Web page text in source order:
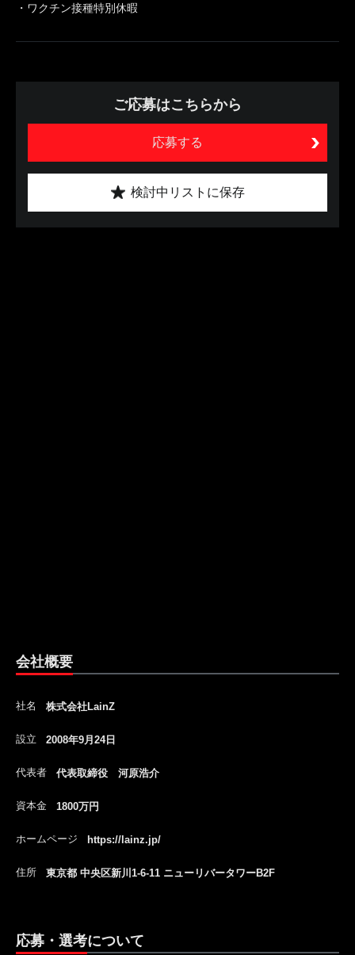
・ワクチン接種特別休暇
ご応募はこちらから
応募する
検討中リストに保存
会社概要
社名 株式会社LainZ
設立 2008年9月24日
代表者 代表取締役 河原浩介
資本金 1800万円
ホームページ https://lainz.jp/
住所 東京都 中央区新川1-6-11 ニューリバータワーB2F
応募・選考について